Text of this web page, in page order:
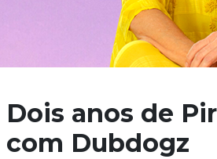
Dois anos de
com Dubdogz